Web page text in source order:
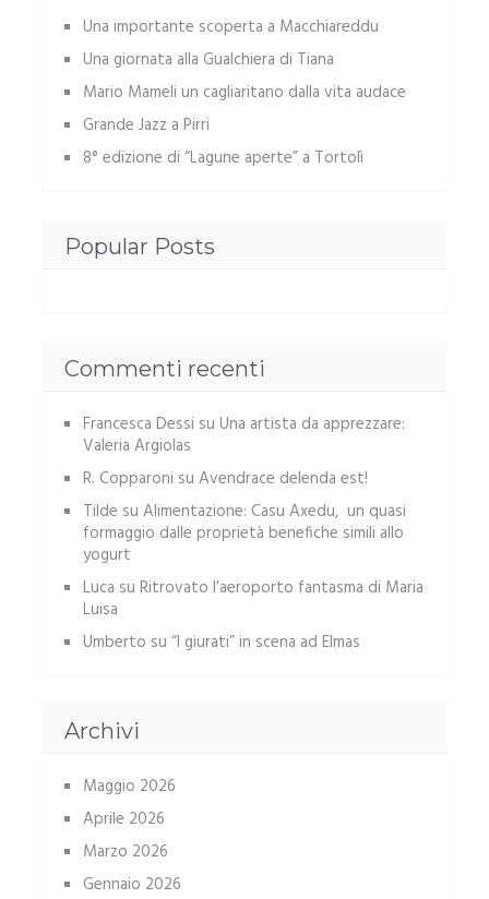
Una importante scoperta a Macchiareddu
Una giornata alla Gualchiera di Tiana
Mario Mameli un cagliaritano dalla vita audace
Grande Jazz a Pirri
8° edizione di “Lagune aperte” a Tortolì
Popular Posts
Commenti recenti
Francesca Dessi su Una artista da apprezzare:
Valeria Argiolas
R. Copparoni su Avendrace delenda est!
Tilde su Alimentazione: Casu Axedu, un quasi
formaggio dalle proprietà benefiche simili allo
yogurt
Luca su Ritrovato l’aeroporto fantasma di Maria
Luisa
Umberto su “I giurati” in scena ad Elmas
Archivi
Maggio 2026
Aprile 2026
Marzo 2026
Gennaio 2026